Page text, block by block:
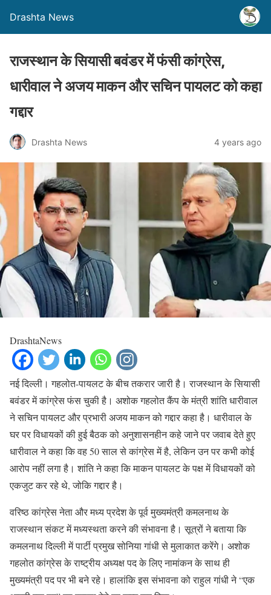
Drashta News
राजस्थान के सियासी बवंडर में फंसी कांग्रेस,
धारीवाल ने अजय माकन और सचिन पायलट को कहा
गद्दार
Drashta News 4 years ago
DrashtaNews
नई दिल्ली। गहलोत-पायलट के बीच तकरार जारी है। राजस्थान के सियासी
बवंडर में कांग्रेस फंस चुकी है। अशोक गहलोत कैंप के मंत्री शांति धारीवाल
ने सचिन पायलट और प्रभारी अजय माकन को गद्दार कहा है। धारीवाल के
घर पर विधायकों की हुई बैठक को अनुशासनहीन कहे जाने पर जवाब देते हुए
धारीवाल ने कहा कि वह 50 साल से कांग्रेस में है, लेकिन उन पर कभी कोई
आरोप नहीं लगा है। शांति ने कहा कि माकन पायलट के पक्ष में विधायकों को
एकजुट कर रहे थे, जोकि गद्दार है।
वरिष्ठ कांग्रेस नेता और मध्य प्रदेश के पूर्व मुख्यमंत्री कमलनाथ के
राजस्थान संकट में मध्यस्थता करने की संभावना है। सूत्रों ने बताया कि
कमलनाथ दिल्ली में पार्टी प्रमुख सोनिया गांधी से मुलाकात करेंगे। अशोक
गहलोत कांग्रेस के राष्ट्रीय अध्यक्ष पद के लिए नामांकन के साथ ही
मुख्यमंत्री पद पर भी बने रहे। हालांकि इस संभावना को राहुल गांधी ने “एक